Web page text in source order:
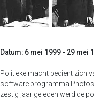
Datum: 6 mei 1999 - 29 mei
Politieke macht bedient zich
software programma
zestig jaar geleden werd de